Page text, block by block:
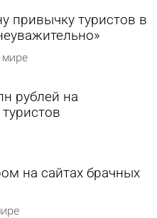
привычку туристов в
мире
рублей на
на сайтах брачных